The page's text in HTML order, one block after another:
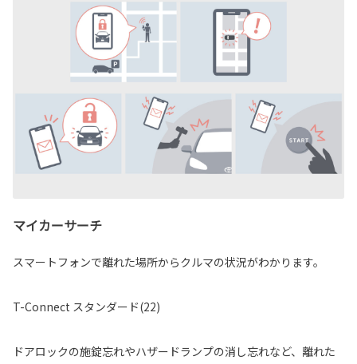
マイカーサーチ
スマートフォンで離れた場所からクルマの状況がわかります。
T-Connect スタンダード(22)
ドアロックの施錠忘れやハザードランプの消し忘れなど、離れた